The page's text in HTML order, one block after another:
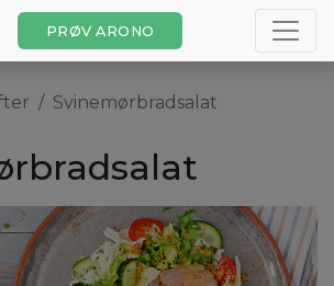
PRØV ARONO
Svinemørbradsalat